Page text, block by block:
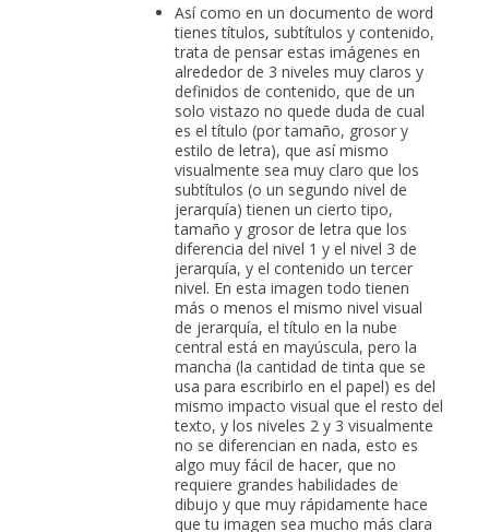
Así como en un documento de word
tienes títulos, subtítulos y contenido,
trata de pensar estas imágenes en
alrededor de 3 niveles muy claros y
definidos de contenido, que de un
solo vistazo no quede duda de cual
es el título (por tamaño, grosor y
estilo de letra), que así mismo
visualmente sea muy claro que los
subtítulos (o un segundo nivel de
jerarquía) tienen un cierto tipo,
tamaño y grosor de letra que los
diferencia del nivel 1 y el nivel 3 de
jerarquía, y el contenido un tercer
nivel. En esta imagen todo tienen
más o menos el mismo nivel visual
de jerarquía, el título en la nube
central está en mayúscula, pero la
mancha (la cantidad de tinta que se
usa para escribirlo en el papel) es del
mismo impacto visual que el resto del
texto, y los niveles 2 y 3 visualmente
no se diferencian en nada, esto es
algo muy fácil de hacer, que no
requiere grandes habilidades de
dibujo y que muy rápidamente hace
que tu imagen sea mucho más clara